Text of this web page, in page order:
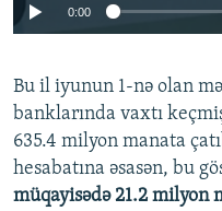
0:00
Bu il iyunun 1-nə olan
banklarında vaxtı
635.4 milyon manata
hesabatına əsasən, bu
müqayisədə 21.2 milyon